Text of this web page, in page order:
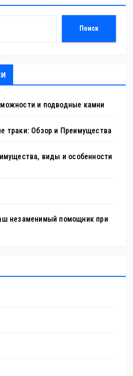
Поиск
и подводные камни
траки: Обзор и Преимущества
виды и особенности
незаменимый помощник при